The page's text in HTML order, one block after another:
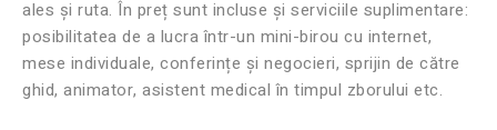
ales și ruta. În preț sunt incluse și serviciile suplimentare:
posibilitatea de a lucra într-un mini-birou cu internet,
mese individuale, conferințe și negocieri, sprijin de către
ghid, animator, asistent medical în timpul zborului etc.